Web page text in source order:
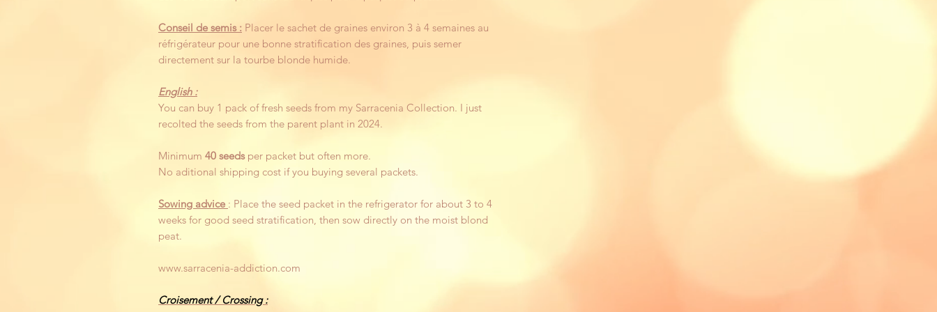
Conseil de semis : Placer le sachet de graines environ 3 à 4 semaines au
réfrigérateur pour une bonne stratification des graines, puis semer
directement sur la tourbe blonde humide.
English :
You can buy 1 pack of fresh seeds from my Sarracenia Collection. I just
recolted the seeds from the parent plant in 2024.
Minimum 40 seedsper packet but often more.
No aditional shipping cost if you buying several packets.
Sowing advice : Place the seed packet in the refrigerator for about 3 to 4
weeks for good seed stratification, then sow directly on the moist blond
peat.
www.sarracenia-addiction.com
Croisement / Crossing :